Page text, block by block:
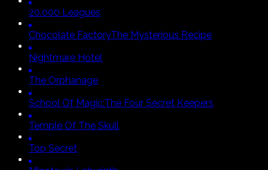
20.000 Leagues
Chocolate FactoryThe Mysterious Recipe
Nightmare Hotel
The Orphanage
School Of Magic:The Four Secret Keepers
Temple Of The Skull
Top Secret